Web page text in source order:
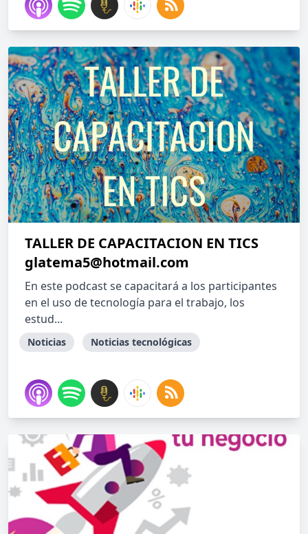
TALLER DE CAPACITACION EN TICS
glatema5@hotmail.com
En este podcast se capacitará a los participantes
en el uso de tecnología para el trabajo, los
estud...
Noticias Noticias tecnológicas